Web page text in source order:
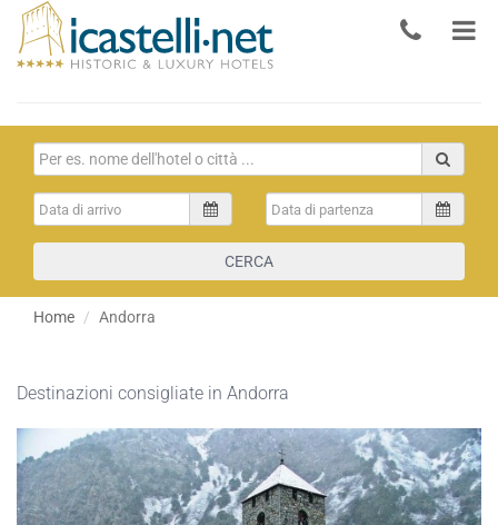
CERCA
Home Andorra
Destinazioni consigliate in Andorra